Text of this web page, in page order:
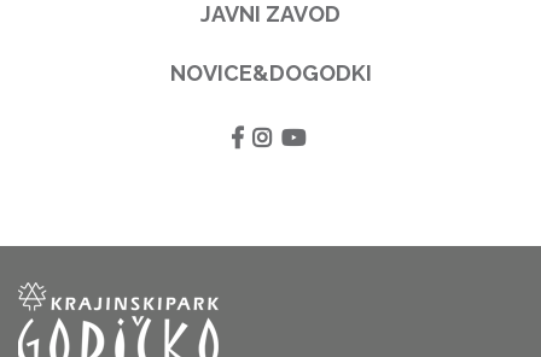
JAVNI ZAVOD
NOVICE&DOGODKI